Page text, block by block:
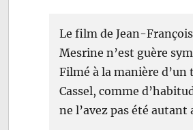
Le film de Jean-
Mesrine n’est guère
Filmé à la manière
Cassel, comme
ne l’avez pas été